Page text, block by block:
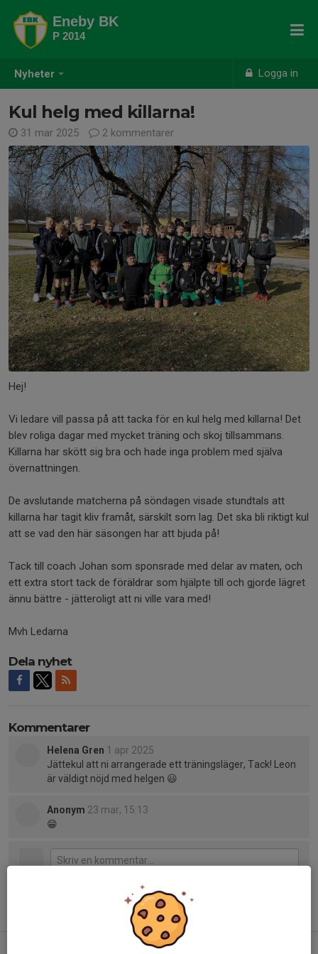
Nyheter Logga in
Eneby BK
P 2014
Kul helg med killarna!
31 mar 2025 2 kommentarer
Hej!
Vi ledare vill passa på att tacka för en kul helg med killarna! Det
blev roliga dagar med mycket träning och skoj tillsammans.
Killarna har skött sig bra och hade inga problem med själva
övernattningen.
De avslutande matcherna på söndagen visade stundtals att
killarna har tagit kliv framåt, särskilt som lag. Det ska bli riktigt kul
att se vad den här säsongen har att bjuda på!
Tack till coach Johan som sponsrade med delar av maten, och
ett extra stort tack de föräldrar som hjälpte till och gjorde lägret
ännu bättre - jätteroligt att ni ville vara med!
Mvh Ledarna
Dela nyhet
Kommentarer
Helena Gren 1 apr 2025
Jättekul att ni arrangerade ett träningsläger, Tack! Leon
är väldigt nöjd med helgen 😃
Anonym 23 mar, 15:13
😁